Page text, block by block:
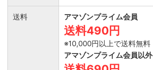
送料 アマゾンプライム会員
送料490円
※10,000円以上で送料無料
アマゾンプライム会員以外